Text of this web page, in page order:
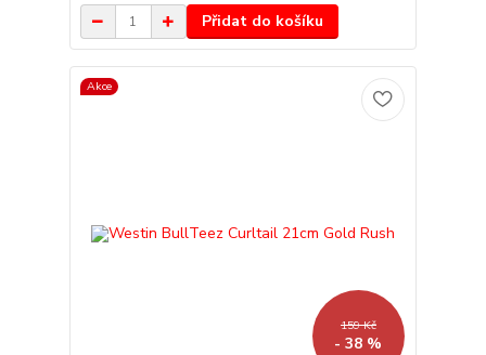
Přidat do košíku
Akce
159 Kč
- 38 %